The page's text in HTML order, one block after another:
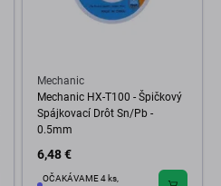
Mechanic
Mechanic HX-T100 - Špičkový
Spájkovací Drôt Sn/Pb -
0.5mm
6,48 €
OČAKÁVAME 4 ks,